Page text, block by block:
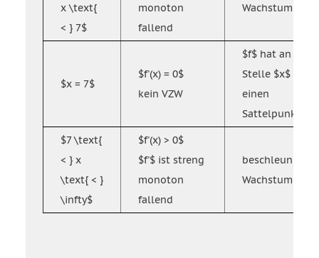
x \text{
< } 7$
monoton
fallend
Wachstum
$x = 7$
$f'(x) = 0$
kein VZW
$f$ hat an der
Stelle $x$
einen
Sattelpunkt
$7 \text{
< } x
\text{ < }
\infty$
$f'(x) > 0$
$f'$ ist streng
monoton
fallend
beschleunigtes
Wachstum